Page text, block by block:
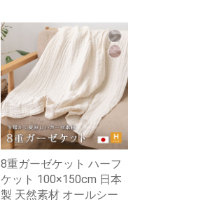
8重ガーゼケット ハーフ
ケット 100×150cm 日本
製 天然素材 オールシー